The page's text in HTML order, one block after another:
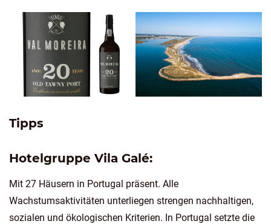
Tipps
Hotelgruppe Vila Galé:
Mit 27 Häusern in Portugal präsent. Alle
Wachstumsaktivitäten unterliegen strengen nachhaltigen,
sozialen und ökologischen Kriterien. In Portugal setzte die